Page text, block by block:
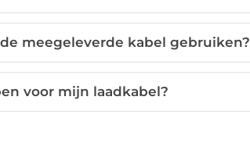
meegeleverde kabel gebruiken?
voor mijn laadkabel?